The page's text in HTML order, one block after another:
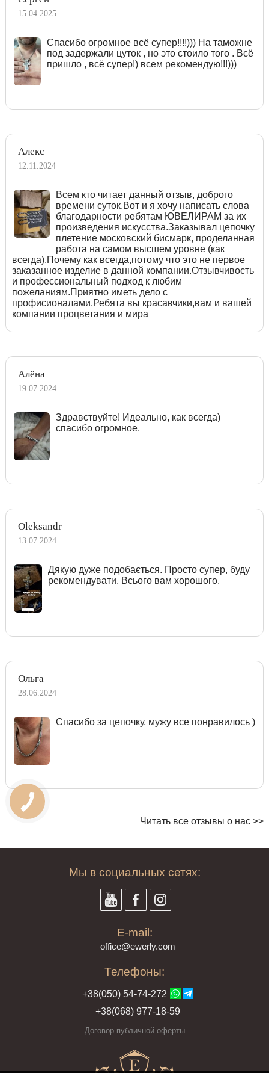
15.04.2025
Спасибо огромное всё супер!!!!))) На таможне
под задержали цуток , но это стоило того . Всё
пришло , всё супер!) всем рекомендую!!!)))
Алекс
12.11.2024
Всем кто читает данный отзыв, доброго
времени суток.Вот и я хочу написать слова
благодарности ребятам ЮВЕЛИРАМ за их
произведения искусства.Заказывал цепочку
плетение московский бисмарк, проделанная
работа на самом высшем уровне (как
всегда).Почему как всегда,потому что это не первое
заказанное изделие в данной компании.Отзывчивость
и профессиональный подход к любим
пожеланиям.Приятно иметь дело с
профисионалами.Ребята вы красавчики,вам и вашей
компании процветания и мира
Алёна
19.07.2024
Здравствуйте! Идеально, как всегда)
спасибо огромное.
Oleksandr
13.07.2024
Дякую дуже подобається. Просто супер, буду
рекомендувати. Всього вам хорошого.
Ольга
28.06.2024
Спасибо за цепочку, мужу все понравилось )
Читать все отзывы о нас >>
Мы в социальных сетях:
E-mail:
office@ewerly.com
Телефоны:
+38(050) 54-74-272
+38(068) 977-18-59
Договор публичной оферты